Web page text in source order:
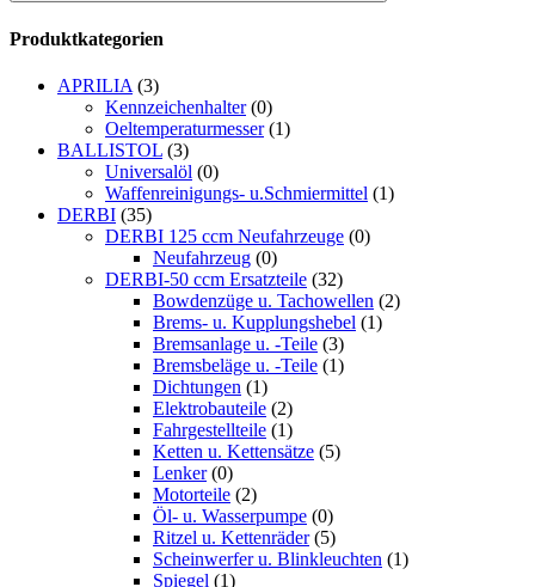
Produktkategorien
APRILIA (3)
Kennzeichenhalter (0)
Oeltemperaturmesser (1)
BALLISTOL (3)
Universalöl (0)
Waffenreinigungs- u.Schmiermittel (1)
DERBI (35)
DERBI 125 ccm Neufahrzeuge (0)
Neufahrzeug (0)
DERBI-50 ccm Ersatzteile (32)
Bowdenzüge u. Tachowellen (2)
Brems- u. Kupplungshebel (1)
Bremsanlage u. -Teile (3)
Bremsbeläge u. -Teile (1)
Dichtungen (1)
Elektrobauteile (2)
Fahrgestellteile (1)
Ketten u. Kettensätze (5)
Lenker (0)
Motorteile (2)
Öl- u. Wasserpumpe (0)
Ritzel u. Kettenräder (5)
Scheinwerfer u. Blinkleuchten (1)
Spiegel (1)